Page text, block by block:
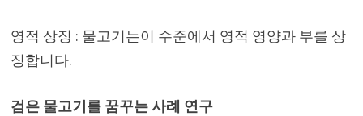
영적 상징 : 물고기는이 수준에서 영적 영양과 부를 상
징합니다.
검은 물고기를 꿈꾸는 사례 연구